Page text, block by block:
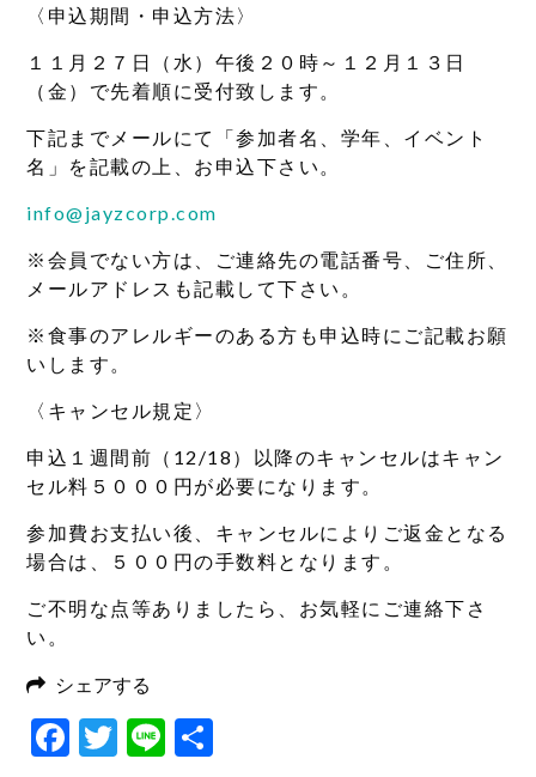
〈申込期間・申込方法〉
１１月２７日（水）午後２０時～１２月１３日
（金）で先着順に受付致します。
下記までメールにて「参加者名、学年、イベント
名」を記載の上、お申込下さい。
info@jayzcorp.com
※会員でない方は、ご連絡先の電話番号、ご住所、
メールアドレスも記載して下さい。
※食事のアレルギーのある方も申込時にご記載お願
いします。
〈キャンセル規定〉
申込１週間前（12/18）以降のキャンセルはキャン
セル料５０００円が必要になります。
参加費お支払い後、キャンセルによりご返金となる
場合は、５００円の手数料となります。
ご不明な点等ありましたら、お気軽にご連絡下さ
い。
シェアする
Facebook
Twitter
Line